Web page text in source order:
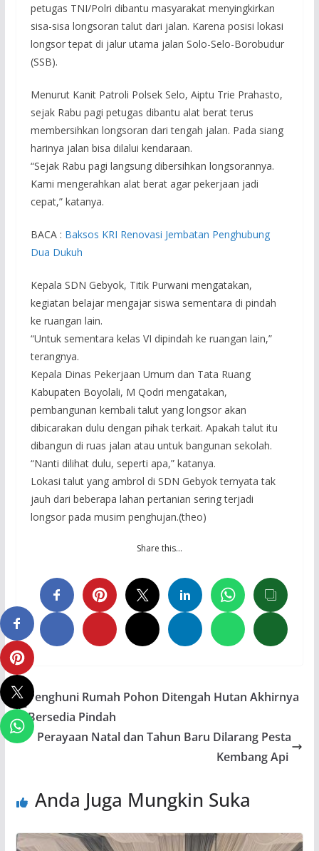
petugas TNI/Polri dibantu masyarakat menyingkirkan
sisa-sisa longsoran talut dari jalan. Karena posisi lokasi
longsor tepat di jalur utama jalan Solo-Selo-Borobudur
(SSB).
Menurut Kanit Patroli Polsek Selo, Aiptu Trie Prahasto,
sejak Rabu pagi petugas dibantu alat berat terus
membersihkan longsoran dari tengah jalan. Pada siang
harinya jalan bisa dilalui kendaraan.
“Sejak Rabu pagi langsung dibersihkan longsorannya.
Kami mengerahkan alat berat agar pekerjaan jadi
cepat,” katanya.
BACA : Baksos KRI Renovasi Jembatan Penghubung
Dua Dukuh
Kepala SDN Gebyok, Titik Purwani mengatakan,
kegiatan belajar mengajar siswa sementara di pindah
ke ruangan lain.
“Untuk sementara kelas VI dipindah ke ruangan lain,”
terangnya.
Kepala Dinas Pekerjaan Umum dan Tata Ruang
Kabupaten Boyolali, M Qodri mengatakan,
pembangunan kembali talut yang longsor akan
dibicarakan dulu dengan pihak terkait. Apakah talut itu
dibangun di ruas jalan atau untuk bangunan sekolah.
“Nanti dilihat dulu, seperti apa,” katanya.
Lokasi talut yang ambrol di SDN Gebyok ternyata tak
jauh dari beberapa lahan pertanian sering terjadi
longsor pada musim penghujan.(theo)
Share this…
Penghuni Rumah Pohon Ditengah Hutan Akhirnya
Bersedia Pindah
Perayaan Natal dan Tahun Baru Dilarang Pesta
Kembang Api
Anda Juga Mungkin Suka